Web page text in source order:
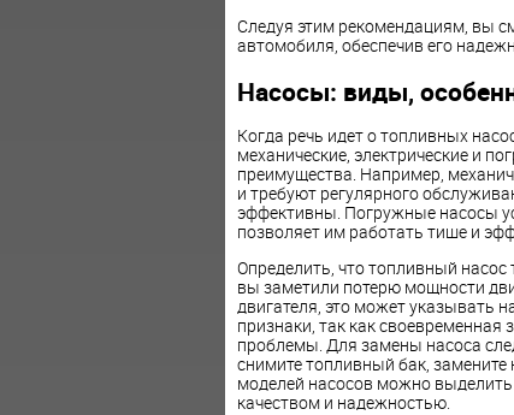
Следуя этим рекомендациям, вы
автомобиля, обеспечив его
Насосы: виды,
Когда речь идет о топливных
механические, электрические и
преимущества. Например,
и требуют регулярного
эффективны. Погружные насосы
позволяет им работать тише и
Определить, что топливный
вы заметили потерю мощности
двигателя, это может указывать
признаки, так как
проблемы. Для замены насоса
снимите топливный бак, замените
моделей насосов можно
качеством и надежностью.